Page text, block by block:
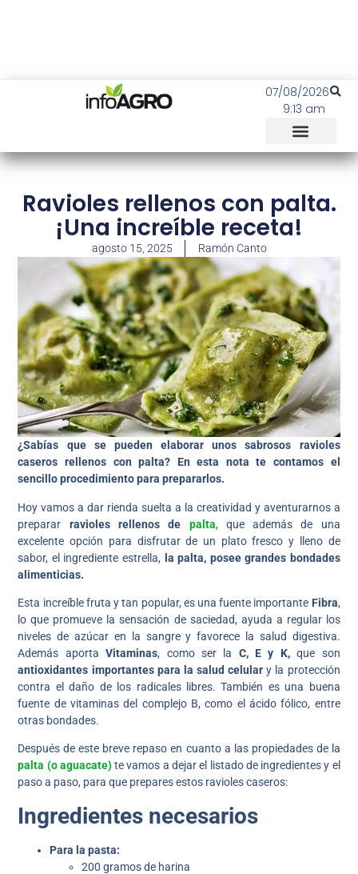
07/08/2026
9:13 am
Ravioles rellenos con palta.
¡Una increíble receta!
agosto 15, 2025 Ramón Canto
¿Sabías que se pueden elaborar unos sabrosos ravioles
caseros rellenos con palta? En esta nota te contamos el
sencillo procedimiento para prepararlos.
Hoy vamos a dar rienda suelta a la creatividad y aventurarnos a
preparar ravioles rellenos de palta, que además de una
excelente opción para disfrutar de un plato fresco y lleno de
sabor, el ingrediente estrella,
la palta, posee grandes bondades
alimenticias.
Esta increíble fruta y tan popular, es una fuente importante Fibra,
lo que promueve la sensación de saciedad, ayuda a regular los
niveles de azúcar en la sangre y favorece la salud digestiva.
Además aportaVitaminas, como ser la C, E y K,que son
antioxidantes importantes para la salud celular y la protección
contra el daño de los radicales libres. También es una buena
fuente de vitaminas del complejo B, como el ácido fólico, entre
otras bondades.
Después de este breve repaso en cuanto a las propiedades de la
palta (o aguacate) te vamos a dejar el listado de ingredientes y el
paso a paso, para que prepares estos ravioles caseros:
Ingredientes necesarios
Para la pasta:
200 gramos de harina